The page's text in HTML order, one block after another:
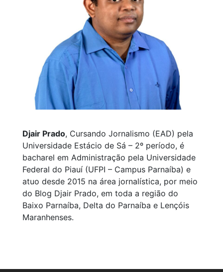
Djair Prado, Cursando Jornalismo (EAD) pela
Universidade Estácio de Sá – 2º período, é
bacharel em Administração pela Universidade
Federal do Piauí (UFPI – Campus Parnaíba) e
atuo desde 2015 na área jornalística, por meio
do Blog Djair Prado, em toda a região do
Baixo Parnaíba, Delta do Parnaíba e Lençóis
Maranhenses.